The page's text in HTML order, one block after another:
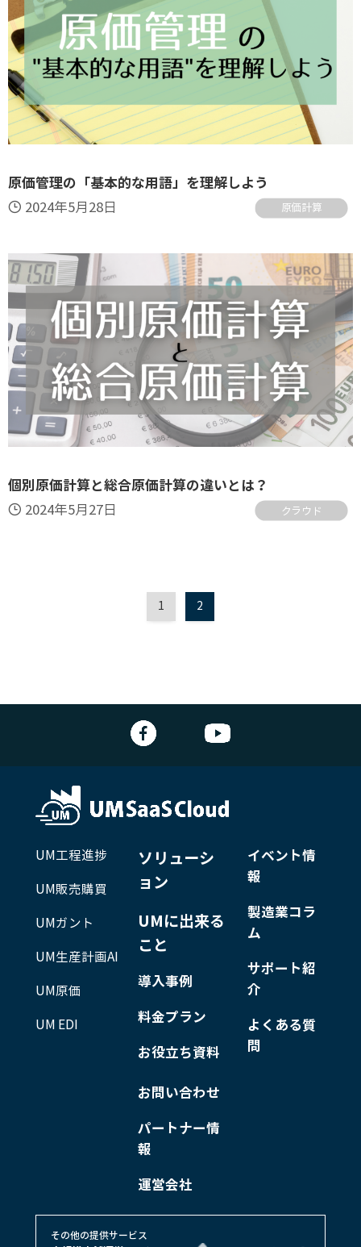
原価管理の「基本的な用語」を理解しよう
2024年5月28日 原価計算
個別原価計算と総合原価計算の違いとは？
2024年5月27日 クラウド
1 2
UM工程進捗
UM販売購買
UMガント
UM生産計画AI
UM原価
UM EDI
ソリューシ
ョン
UMに出来る
こと
導入事例
料金プラン
お役立ち資料
イベント情
報
製造業コラ
ム
サポート紹
介
よくある質
問
お問い合わせ
パートナー情
報
運営会社
その他の提供サービス